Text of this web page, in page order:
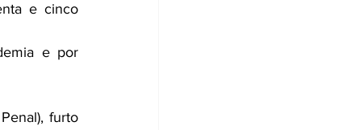
e cinco
e por
furto